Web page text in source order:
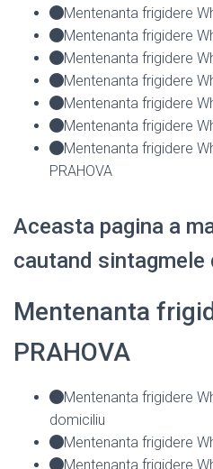
Mentenanta frigidere
Mentenanta frigidere
Mentenanta frigidere
Mentenanta frigidere
Mentenanta frigidere
Mentenanta frigidere
Mentenanta frigidere
PRAHOVA
Aceasta pagina a
cautand sintagmele
Mentenanta
PRAHOVA
Mentenanta frigidere
domiciliu
Mentenanta frigidere
Mentenanta frigidere